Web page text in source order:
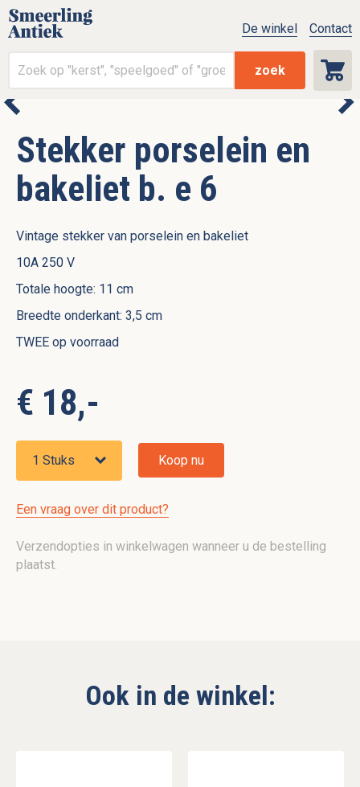
zoek
De winkel Contact
Stekker porselein en
bakeliet b. e 6
Vintage stekker van porselein en bakeliet
10A 250 V
Totale hoogte: 11 cm
Breedte onderkant: 3,5 cm
TWEE op voorraad
€ 18,-
Koop nu
Een vraag over dit product?
Verzendopties in winkelwagen wanneer u de bestelling
plaatst.
Ook in de winkel: